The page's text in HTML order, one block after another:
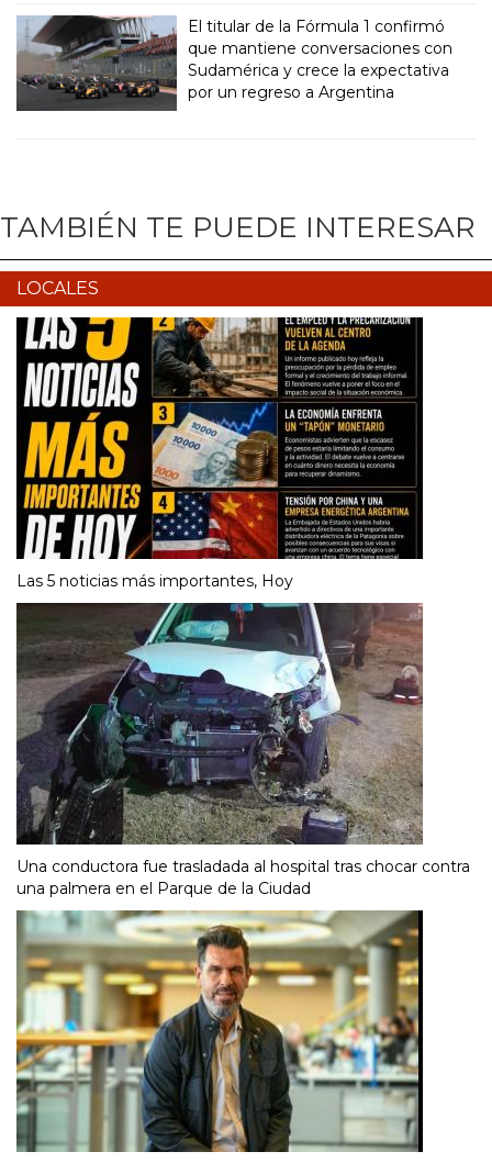
El titular de la Fórmula 1 confirmó
que mantiene conversaciones con
Sudamérica y crece la expectativa
por un regreso a Argentina
TAMBIÉN TE PUEDE INTERESAR
LOCALES
Las 5 noticias más importantes, Hoy
Una conductora fue trasladada al hospital tras chocar contra
una palmera en el Parque de la Ciudad